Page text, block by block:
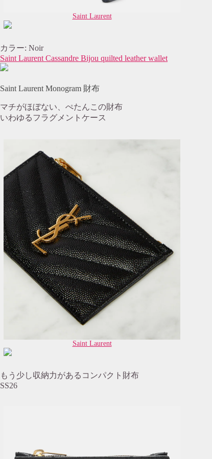
Saint Laurent
カラー: Noir
Saint Laurent Cassandre Bijou quilted leather wallet
Saint Laurent Monogram 財布
マチがほぼない、ぺたんこの財布
いわゆるフラグメントケース
Saint Laurent
もう少し収納力があるコンパクト財布
SS26